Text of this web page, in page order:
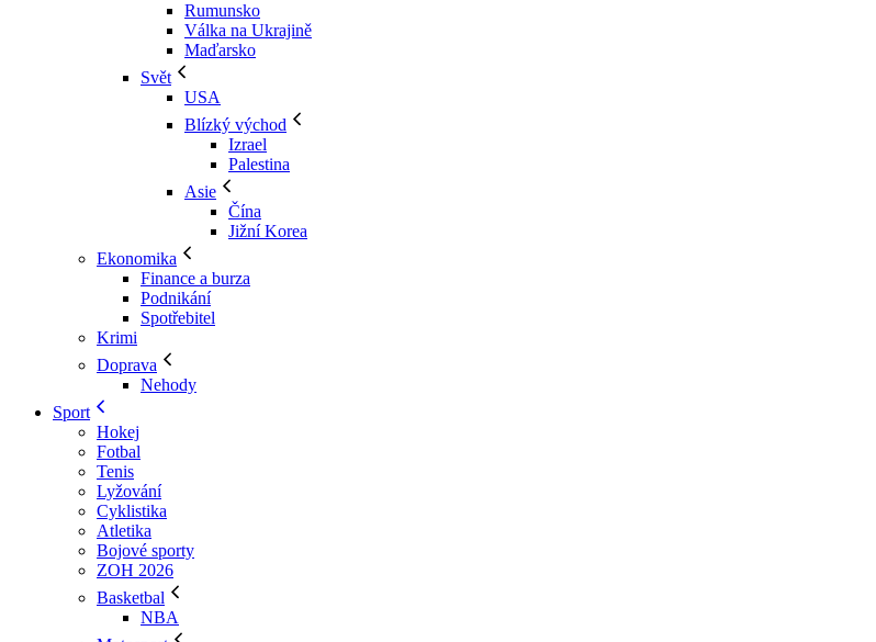
Rumunsko
Válka na Ukrajině
Maďarsko
Svět
USA
Blízký východ
Izrael
Palestina
Asie
Čína
Jižní Korea
Ekonomika
Finance a burza
Podnikání
Spotřebitel
Krimi
Doprava
Nehody
Sport
Hokej
Fotbal
Tenis
Lyžování
Cyklistika
Atletika
Bojové sporty
ZOH 2026
Basketbal
NBA